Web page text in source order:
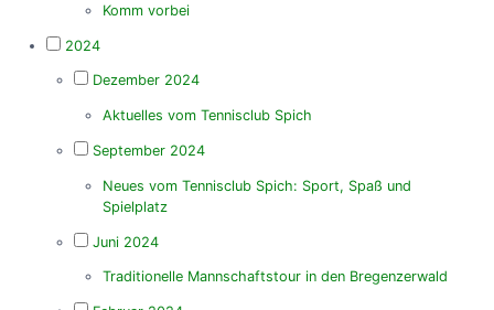
Komm vorbei
2024
Dezember 2024
Aktuelles vom Tennisclub Spich
September 2024
Neues vom Tennisclub Spich: Sport, Spaß und
Spielplatz
Juni 2024
Traditionelle Mannschaftstour in den Bregenzerwald